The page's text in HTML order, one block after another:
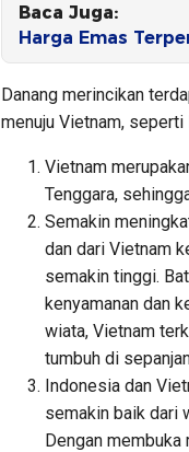
Baca Juga:
Harga Emas
Danang merincikan
menuju Vietnam, seperti
Vietnam
Tenggara,
Semakin
dan dari Vietnam
semakin tinggi.
kenyamanan dan
wiata, Vietnam
tumbuh di
Indonesia dan
semakin baik dari
Dengan membuka